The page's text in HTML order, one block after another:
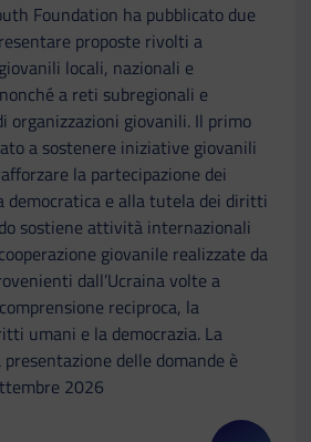
Foundation ha pubblicato due
proposte rivolti a
locali, nazionali e
a reti subregionali e
organizzazioni giovanili. Il primo
a sostenere iniziative giovanili
la partecipazione dei
democratica e alla tutela dei diritti
sostiene attività internazionali
giovanile realizzate da
dall’Ucraina volte a
reciproca, la
umani e la democrazia. La
presentazione delle domande è
2026